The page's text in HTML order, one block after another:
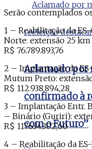
Aclamado por
confirmado à
com o Futuro”
Serão contemplados
1 – Reabilitação da
Norte: extensão 25
R$ 76.789.893,76
2 – Implantação da
Mutum Preto:
R$ 112.938.894,28
3 – Implantação Entr.
– Binário (Guriri):
R$ 117.634.302,60
4 – Reabilitação da